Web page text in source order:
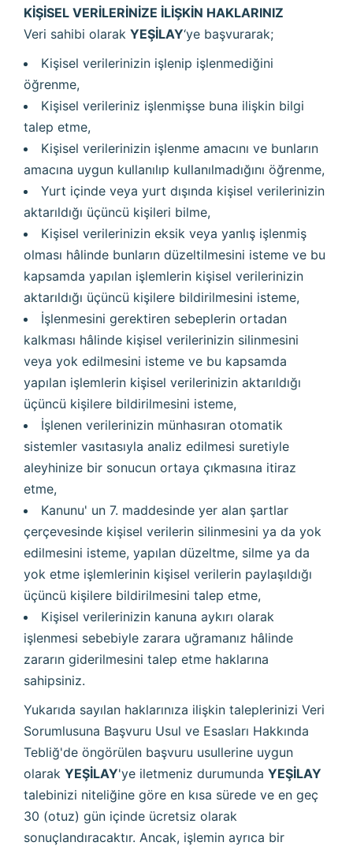
KİŞİSEL VERİLERİNİZE İLİŞKİN HAKLARINIZ
Veri sahibi olarak YEŞİLAY‘ye başvurarak;
Kişisel verilerinizin işlenip işlenmediğini
öğrenme,
Kişisel verileriniz işlenmişse buna ilişkin bilgi
talep etme,
Kişisel verilerinizin işlenme amacını ve bunların
amacına uygun kullanılıp kullanılmadığını öğrenme,
Yurt içinde veya yurt dışında kişisel verilerinizin
aktarıldığı üçüncü kişileri bilme,
Kişisel verilerinizin eksik veya yanlış işlenmiş
olması hâlinde bunların düzeltilmesini isteme ve bu
kapsamda yapılan işlemlerin kişisel verilerinizin
aktarıldığı üçüncü kişilere bildirilmesini isteme,
İşlenmesini gerektiren sebeplerin ortadan
kalkması hâlinde kişisel verilerinizin silinmesini
veya yok edilmesini isteme ve bu kapsamda
yapılan işlemlerin kişisel verilerinizin aktarıldığı
üçüncü kişilere bildirilmesini isteme,
İşlenen verilerinizin münhasıran otomatik
sistemler vasıtasıyla analiz edilmesi suretiyle
aleyhinize bir sonucun ortaya çıkmasına itiraz
etme,
Kanunu' un 7. maddesinde yer alan şartlar
çerçevesinde kişisel verilerin silinmesini ya da yok
edilmesini isteme, yapılan düzeltme, silme ya da
yok etme işlemlerinin kişisel verilerin paylaşıldığı
üçüncü kişilere bildirilmesini talep etme,
Kişisel verilerinizin kanuna aykırı olarak
işlenmesi sebebiyle zarara uğramanız hâlinde
zararın giderilmesini talep etme haklarına
sahipsiniz.
Yukarıda sayılan haklarınıza ilişkin taleplerinizi Veri
Sorumlusuna Başvuru Usul ve Esasları Hakkında
Tebliğ'de öngörülen başvuru usullerine uygun
olarak YEŞİLAY'ye iletmeniz durumunda YEŞİLAY
talebinizi niteliğine göre en kısa sürede ve en geç
30 (otuz) gün içinde ücretsiz olarak
sonuçlandıracaktır. Ancak, işlemin ayrıca bir